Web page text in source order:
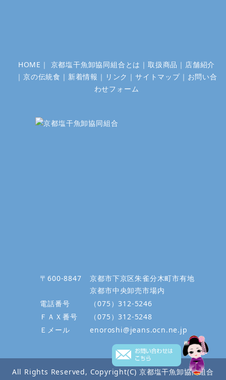
HOME ｜ 京都塩干魚卸協同組合とは ｜ 取扱商品 ｜ 店舗紹介
｜ 京の伝統食 ｜ 新着情報 ｜ リンク ｜サイトマップ｜ お問い合
わせフォーム
〒600-8847
京都市下京区朱雀分木町市有地
京都市中央卸売市場内
電話番号
（075）312-5246
ＦＡＸ番号
（075）312-5248
Ｅメール
enoroshi@jeans.ocn.ne.jp
All Rights Reserved, Copyright(C) 京都塩干魚卸協同組合